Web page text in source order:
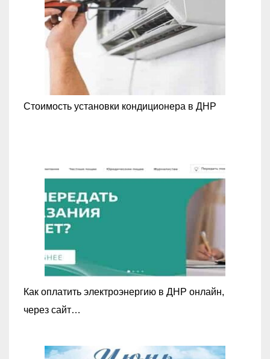
Стоимость установки кондиционера в ДНР
Как оплатить электроэнергию в ДНР онлайн,
через сайт…